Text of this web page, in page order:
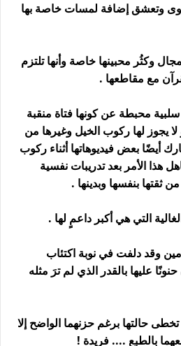
وتعشق إضافة لمسات خاصة بها
وكثُر محبينها خاصة وأنها تلتزم
مع مقاطعها .
محبطة عن كونها فتاة منقبة
يجوز لها ركوب الخيل وغيرها من
أيضًا بعض فيديوهاتها أثناء ركوب
هذا الأمر بعد تدريبات نفسية
ثقتها بنفسها وبدينها .
التي هي أكبر داعمٍ لها .
وقد دلفت في نوبة اكتئاب
عليها بالقدر الذي لم ترَ مثله
حالتها برغم حزنهما الواضح إلا
بالطبع .... فريدة !